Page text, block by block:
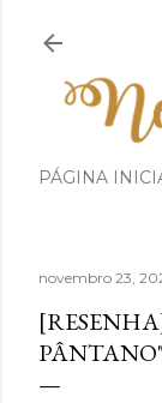
PÁGINA
novembro 23,